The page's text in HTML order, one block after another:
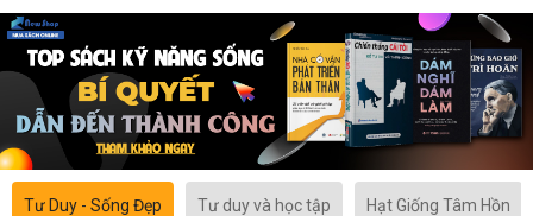
Tư Duy - Sống Đẹp Tư duy và học tập Hạt Giống Tâm Hồn